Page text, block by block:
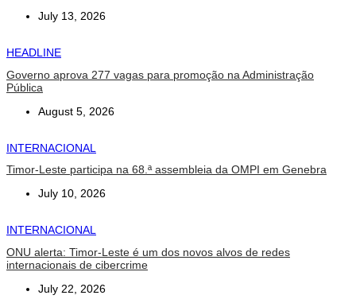
July 13, 2026
HEADLINE
Governo aprova 277 vagas para promoção na Administração
Pública
August 5, 2026
INTERNACIONAL
Timor-Leste participa na 68.ª assembleia da OMPI em Genebra
July 10, 2026
INTERNACIONAL
ONU alerta: Timor-Leste é um dos novos alvos de redes
internacionais de cibercrime
July 22, 2026